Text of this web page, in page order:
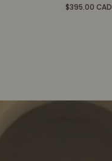
$395.00 CAD